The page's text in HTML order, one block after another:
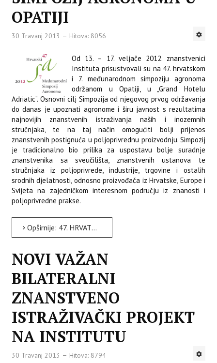
OPATIJI
30 Travanj 2013 Hitova: 8056
Od 13. – 17. veljače 2012. znanstvenici
Instituta prisustvovali su na 47. hrvatskom
i 7. međunarodnom simpoziju agronoma
održanom u Opatiji, u „Grand Hotelu
Adriatic“. Osnovni cilj Simpozija od njegovog prvog održavanja
do danas je upoznati agronome i širu javnost s rezultatima
najnovijih znanstvenih istraživanja naših i inozemnih
stručnjaka, te na taj način omogućiti bolji prijenos
znanstvenih postignuća u poljoprivrednu proizvodnju. Simpozij
je tradicionalno bio prilika za uspostavu bolje suradnje
znanstvenika sa sveučilišta, znanstvenih ustanova te
stručnjaka iz poljoprivrede, industrije, trgovine i ostalih
srodnih djelatnosti, odnosno proizvođača iz Hrvatske, Europe i
Svijeta na zajedničkom interesnom području iz znanosti i
poljoprivredne prakse.
Opširnije: 47. HRVATSKI I 7. MEĐUNARODNI SIMPOZIJ AGRONOMA U OPATIJI
NOVI VAŽAN
BILATERALNI
ZNANSTVENO
ISTRAŽIVAČKI PROJEKT
NA INSTITUTU
30 Travanj 2013 Hitova: 8794